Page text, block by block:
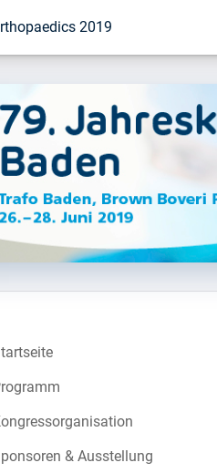
2019
& Ausstellung